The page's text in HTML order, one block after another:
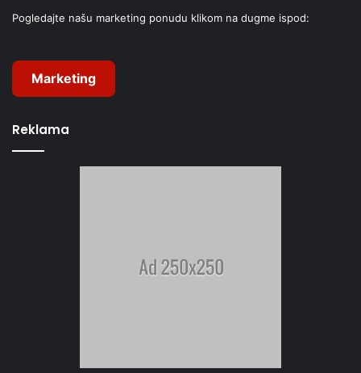
Pogledajte našu marketing ponudu klikom na dugme ispod:
Marketing
Reklama